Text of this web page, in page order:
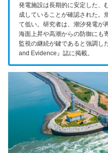
発電施設は長期的に安定した、
成していることが確認された。
て低い。研究者は、潮汐発電が
海面上昇や高潮からの防御にも
監視の継続が鍵であると強調
and Evidence』誌に掲載。